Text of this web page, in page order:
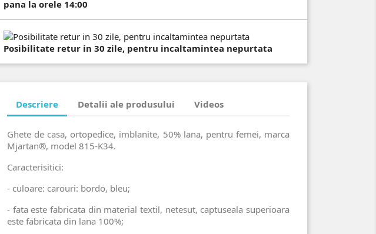
pana la orele 14:00
Posibilitate retur in 30 zile, pentru incaltamintea nepurtata
Descriere Detalii ale produsului Videos
Ghete de casa, ortopedice, imblanite, 50% lana, pentru femei, marca
Mjartan®, model 815-K34.
Caracterisitici:
- culoare: carouri: bordo, bleu;
- fata este fabricata din material textil, netesut, captuseala superioara
este fabricata din lana 100%;